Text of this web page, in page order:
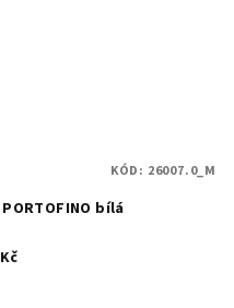
bílá
KÓD: 26007.0_M